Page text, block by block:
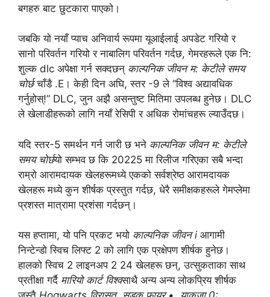
बगहरु बाट छुटकारा पाएको।
जबकि यो नयाँ प्याच अनिवार्य रूपमा यूआईलाई अपडेट गरियो र
सानो परिवर्तन गरियो र नाबालिग परिवर्तन गर्दछ, गेमरहरूले एक नि:
शुल्क dlc अपेक्षा गर्न सक्दछन् काल्पनिक जीवन म: केटीले समय
चोर्छचाँडै .E। केही दिन अघि, स्तर -9 ले “विश्व अद्यावधिक
गर्नुहोस्!” DLC, जुन अझै असन्तुष्ट मितिमा उपलब्ध हुनेछ। DLC
ले खेलाडीहरूको लागि नयाँ रेसिपी र अधिक रोमांचहरू ल्याउँदछ।
यदि स्तर-5 समर्थन गर्न जारी छ भने काल्पनिक जीवन म: केटीले
समय चोर्छयो सम्भव छ कि 20225 मा रिलीज गरिएका सबै भन्दा
राम्रो आरामदायक खेलहरूमध्ये एकको सर्वश्रेष्ठ आरामदायक
खेलहरू मध्ये कुन शीर्षक प्रस्तुत गर्दछ, धेरै समीक्षकहरूले गेमप्लेमा
प्रशस्त मात्रामा प्रशंसा गर्दछन्।
यस हप्तामा, यो पनि प्रकट भयो काल्पनिक जीवन i आगामी
निन्टेन्डो स्विच लिफ्ट 2 को लागि एक प्रक्षेपण शीर्षक हुनेछ।
हालको स्विच 2 लाइनअप 2 24 खेलहरू छन्, उत्सुकताका साथ
प्रतीक्षा गर्दै मारियो कार्ट विश्वसाथै अन्य अन्य लोकप्रिय शीर्षक